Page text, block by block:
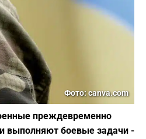
Фото: canva.com
преждевременно
выполняют боевые задачи -